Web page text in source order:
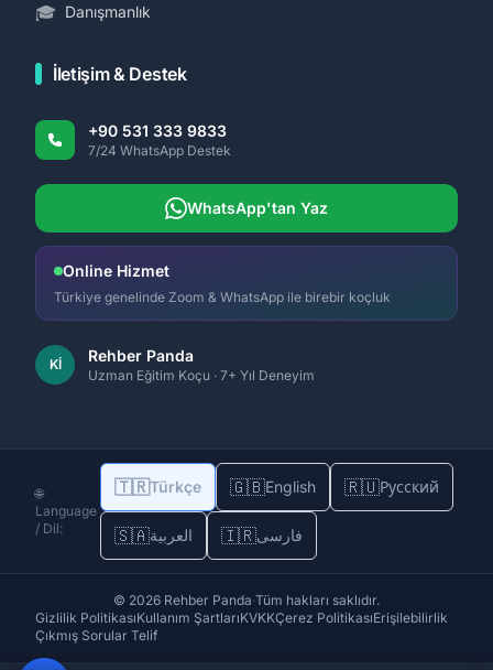
🎓 Danışmanlık
İletişim & Destek
+90 531 333 9833
7/24 WhatsApp Destek
WhatsApp'tan Yaz
Online Hizmet
Türkiye genelinde Zoom & WhatsApp ile birebir koçluk
Kİ Rehber Panda
Uzman Eğitim Koçu · 7+ Yıl Deneyim
🌐
Language
/ Dil:
🇹🇷Türkçe 🇬🇧English 🇷🇺Русский
🇸🇦العربية 🇮🇷فارسی
© 2026 Rehber Panda·Tüm hakları saklıdır.
Gizlilik PolitikasıKullanım ŞartlarıKVKKÇerez PolitikasıErişilebilirlik
Çıkmış Sorular Telif